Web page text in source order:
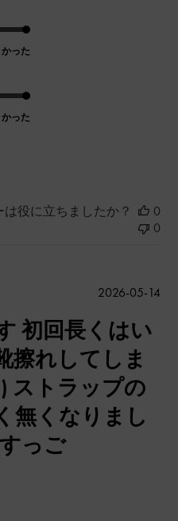
った
った
は役に立ちましたか？
0
0
初回長くはい
擦れしてしま
ストラップの
無くなりまし
っご
公
2026-05-14